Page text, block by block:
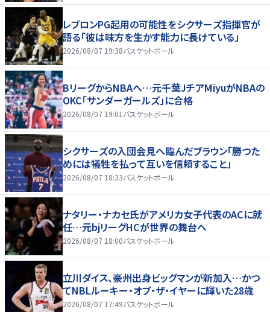
レブロンPG起用の可能性をシクサーズ指揮官が
語る「彼は味方を生かす能力に長けている」
2026/08/07 19:38バスケットボール
BリーグからNBAへ…元千葉JチアMiyuがNBAの
OKC「サンダーガールズ」に合格
2026/08/07 19:01 バスケットボール
シクサーズの入団会見へ臨んだブラウン「勝つた
めには犠牲を払って互いを信頼すること」
2026/08/07 18:33バスケットボール
ナタリー・ナカセ氏がアメリカ女子代表のACに就
任…元bjリーグHCが世界の舞台へ
2026/08/07 18:00バスケットボール
立川ダイス、豪州出身ビッグマンが新加入…かつ
てNBLルーキー・オブ・ザ・イヤーに輝いた28歳
2026/08/07 17:49バスケットボール